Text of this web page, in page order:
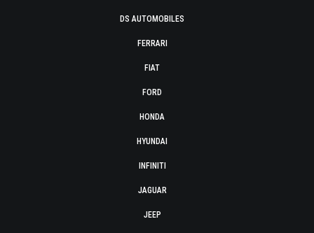
DS AUTOMOBILES
FERRARI
FIAT
FORD
HONDA
HYUNDAI
INFINITI
JAGUAR
JEEP